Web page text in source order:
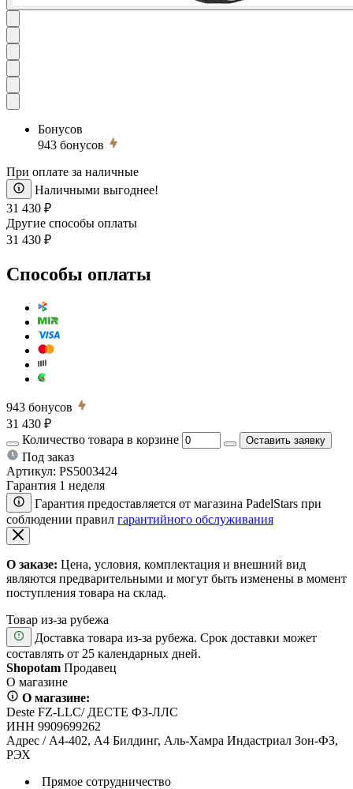
Бонусов
943 бонусов
При оплате за наличные
Наличными выгоднее!
31 430 ₽
Другие способы оплаты
31 430 ₽
Способы оплаты
943 бонусов
31 430 ₽
Количество товара в корзине
Оставить заявку
Под заказ
Артикул: PS5003424
Гарантия 1 неделя
Гарантия предоставляется от магазина PadelStars при
соблюдении правил гарантийного обслуживания
О заказе: Цена, условия, комплектация и внешний вид
являются предварительными и могут быть изменены в момент
поступления товара на склад.
Товар из-за рубежа
Доставка товара из-за рубежа. Срок доставки может
составлять от 25 календарных дней.
Shopotam Продавец
О магазине
О магазине:
Deste FZ-LLC/ ДЕСТЕ ФЗ-ЛЛС
ИНН 9909699262
Адрес / А4-402, А4 Билдинг, Аль-Хамра Индастриал Зон-ФЗ,
РЭХ
Прямое сотрудничество